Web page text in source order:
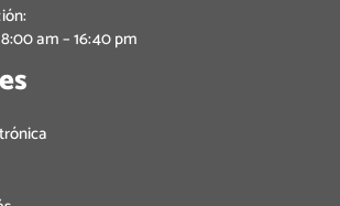
am – 16:40 pm